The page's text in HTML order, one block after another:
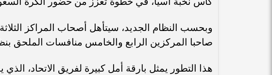
وبحسب النظام الجديد، سيتأهل أصحاب المراكز
صاحبا المركزين الرابع والخامس منافسات الملحق
هذا التطور يمثل بارقة أمل كبيرة لفريق الاتحاد،